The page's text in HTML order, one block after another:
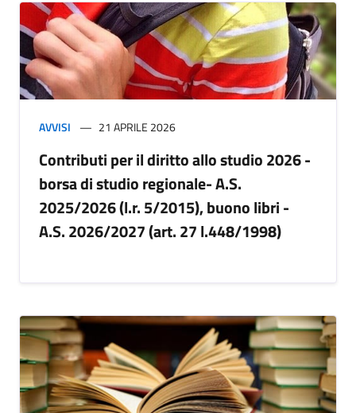
AVVISI 21 APRILE 2026
Contributi per il diritto allo studio 2026 -
borsa di studio regionale- A.S.
2025/2026 (l.r. 5/2015), buono libri -
A.S. 2026/2027 (art. 27 l.448/1998)